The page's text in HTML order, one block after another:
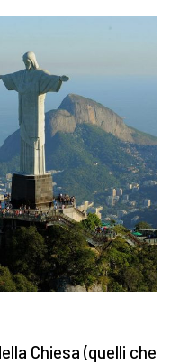
Chiesa (quelli che